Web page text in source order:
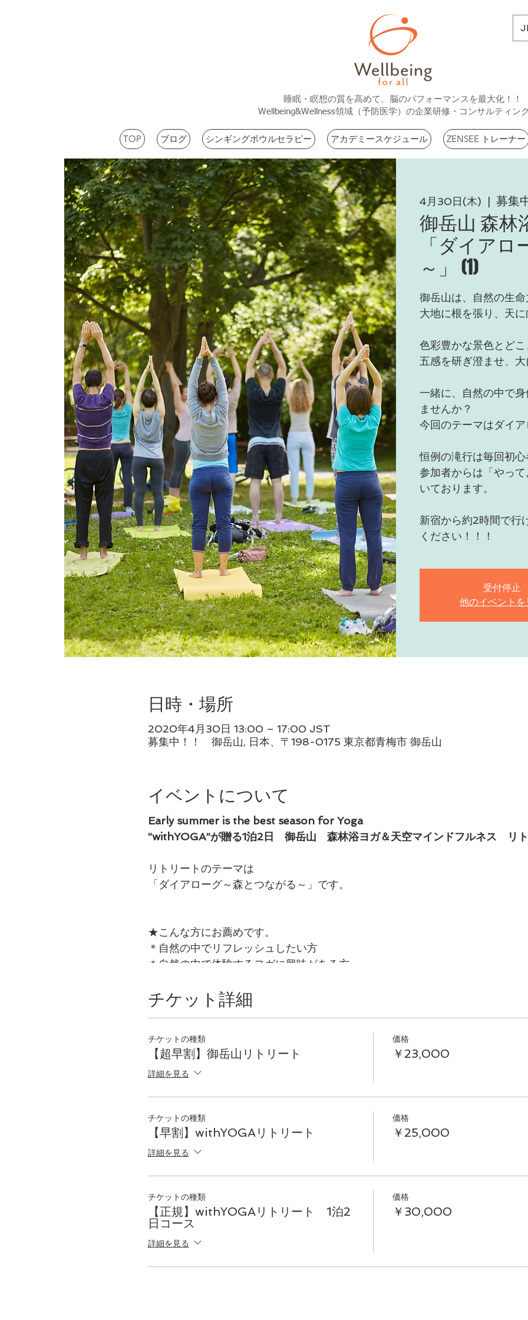
睡眠・瞑想の質を高めて、脳のパフォーマンスを最大化！！
Wellbeing&Wellness領域（予防医学）の企業研修・コンサルティン
TOP ブログ シンギングボウルセラピー アカデミースケジュール ZENSEE トレーナー
4月30日(木)
  |
募集
御岳山 森林
「ダイア
～」 (1)
御岳山は、自然の生
大地に根を張り、天
色彩豊かな景色とど
五感を研ぎ澄ませ、
一緒に、自然の中で
ませんか？
今回のテーマはダイ
恒例の滝行は毎回初
参加者からは「やっ
いております。
新宿から約2時間で行
受付停止
他のイベントを
日時・場所
2020年4月30日 13:00 – 17:00 JST
募集中！！ 御岳山, 日本、〒198-0175 東京都青梅市 御岳山
イベントについて
Early summer is the best season for Yoga
”withYOGA”が贈る1泊2日 御岳山 森林浴ヨガ＆天空マインドフルネス リ
リトリートのテーマは
「ダイアローグ～森とつながる～」です。
★こんな方にお薦めです。
＊自然の中でリフレッシュしたい方
＊自然の中で体験するヨガに興味がある方
＊心身の疲労を取り除きたい方
＊都会の喧騒から離れて自分と向き合いたい方
＊ヨガ、マインドフルネスに興味のある方
雨天決行
2020年7月4日(土)～20年7月5日(日)
【担当インストラクター】
ティーチャー、マインドフルネス「ＥＡＲＴＨ、ＫＵ」マスタートレーナー、
チケット詳細
チケットの種類
【超早割】御岳山リトリート
詳細を見る
価格
￥23,000
チケットの種類
【早割】withYOGAリトリート
詳細を見る
価格
￥25,000
チケットの種類
【正規】withYOGAリトリート 1泊2
日コース
詳細を見る
価格
￥30,000